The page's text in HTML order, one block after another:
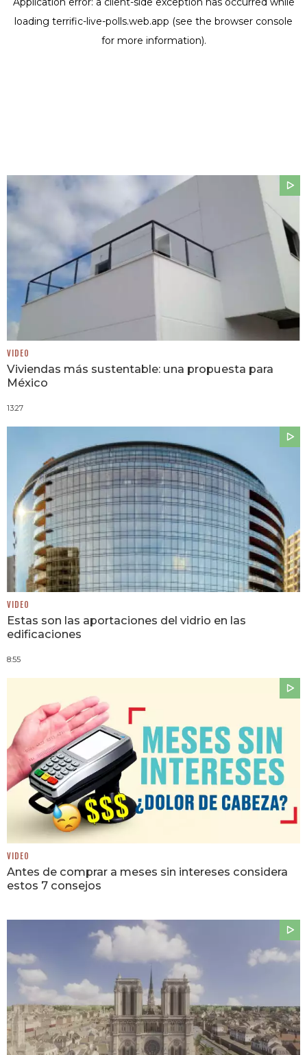
VIDEO
Viviendas más sustentable: una propuesta para
México
13:27
VIDEO
Estas son las aportaciones del vidrio en las
edificaciones
8:55
VIDEO
Antes de comprar a meses sin intereses considera
estos 7 consejos